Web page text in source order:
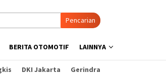
Pencarian
BERITA OTOMOTIF LAINNYA
DKI Jakarta Gerindra